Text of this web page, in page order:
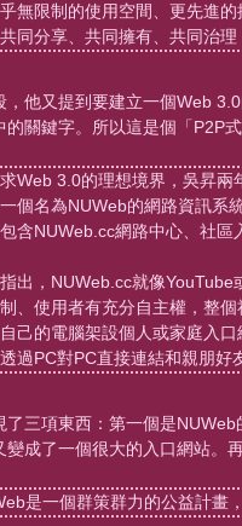
無限制的使用空間、更先進
同分享、共同擁有、共同治理
，他又提到要建立一個Web
的關鍵字。所以這是個「P2P
Web 3.0的理想境界，吳昇兩
個名為NUWeb的網路資訊系
含NUWeb.cc網路中心、社區
出，NUWeb.cc就像
、使用者有充分自主權，整
己的電腦架設個人或家庭入
透過PC對PC直接連結和親朋好
了三項東西：第一個是
變成了一個很大的入口網站
是一個群策群力的公益計畫